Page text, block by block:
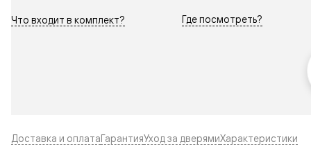
Что входит в комплект? Где посмотреть?
Доставка и оплатаГарантияУход за дверямиХарактеристики